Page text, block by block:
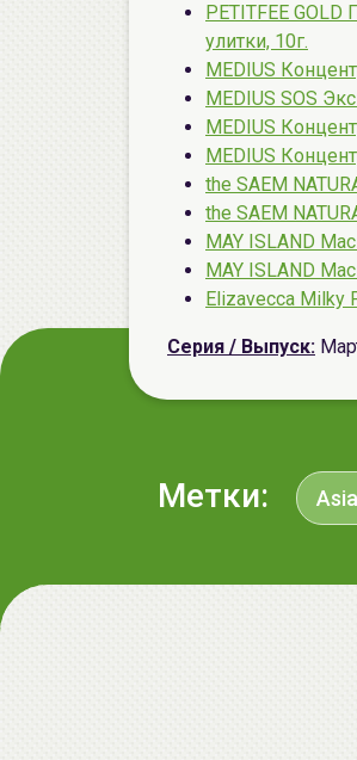
PETITFEE
улитки, 10г.
MEDIUS
MEDIUS SOS
MEDIUS
MEDIUS
the SAEM
the SAEM
MAY ISLAND
MAY ISLAND
Elizavecca Milky
Серия / Выпуск:
Метки: